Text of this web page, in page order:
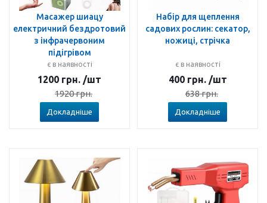
Масажер шиацу
електричний бездротовий
з інфрачервоним
підігрівом
є в наявності
1200 грн. /шт
1920грн.
Докладніше
Набір для щеплення
садових рослин: секатор,
ножиці, стрічка
є в наявності
400 грн. /шт
638грн.
Докладніше